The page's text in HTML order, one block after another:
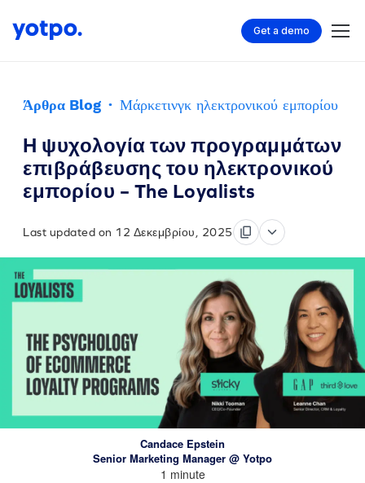
Get a demo
Άρθρα Blog · Μάρκετινγκ ηλεκτρονικού εμπορίου
Η ψυχολογία των προγραμμάτων
επιβράβευσης του ηλεκτρονικού
εμπορίου – The Loyalists
Last updated on 12 Δεκεμβρίου, 2025
Candace Epstein
Senior Marketing Manager @ Yotpo
1 minute